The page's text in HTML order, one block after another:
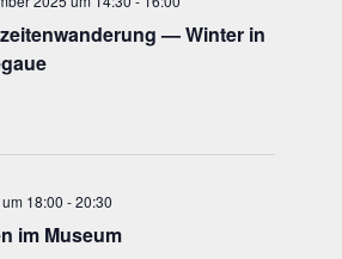
— Win­ter in
im Museum
18:00 -20:30